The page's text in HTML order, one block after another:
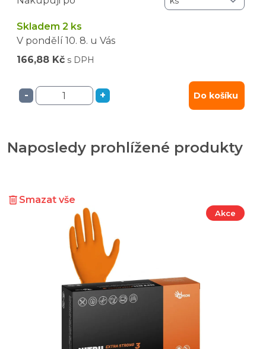
Skladem 2 ks
V pondělí 10. 8. u Vás
166,88 Kč s DPH
- + Do košíku
Naposledy prohlížené produkty
Smazat vše
Akce